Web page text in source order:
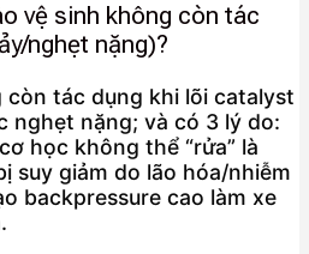
vệ sinh không còn tác
nghẹt nặng)?
còn tác dụng khi lõi catalyst
nghẹt nặng; và có 3 lý do:
học không thể “rửa” là
suy giảm do lão hóa/nhiễm
backpressure cao làm xe